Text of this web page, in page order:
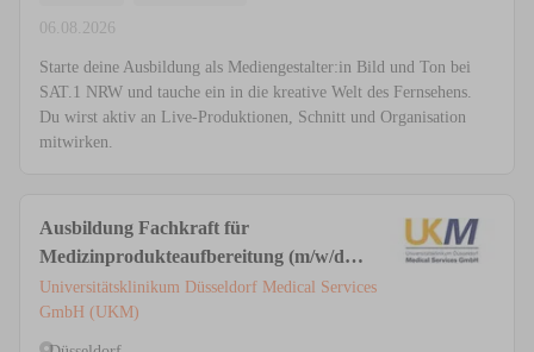
06.08.2026
Starte deine Ausbildung als Mediengestalter:in Bild und Ton bei
SAT.1 NRW und tauche ein in die kreative Welt des Fernsehens.
Du wirst aktiv an Live-Produktionen, Schnitt und Organisation
mitwirken.
Ausbildung Fachkraft für
Medizinprodukteaufbereitung (m/w/d)
in der AEMP / ZSVA
Universitätsklinikum Düsseldorf Medical Services
GmbH (UKM)